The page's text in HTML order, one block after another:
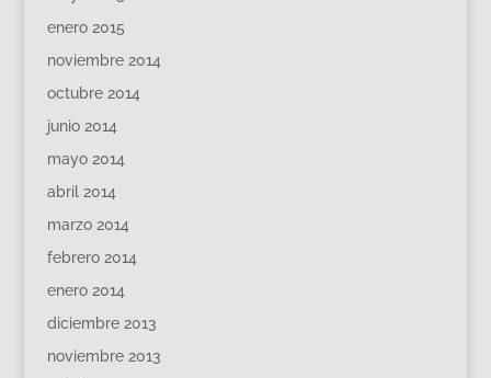
enero 2015
noviembre 2014
octubre 2014
junio 2014
mayo 2014
abril 2014
marzo 2014
febrero 2014
enero 2014
diciembre 2013
noviembre 2013